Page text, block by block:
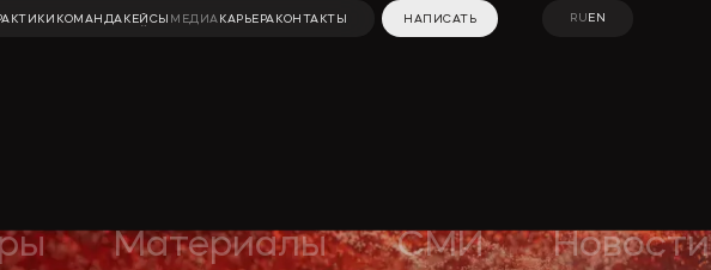
КОМАНДА КЕЙСЫ
МЕДИА КАРЬЕРА КОНТАКТЫ
НАПИСАТЬ
RU EN
и недвижимость
Новости компании
Материалы СМИ Новости